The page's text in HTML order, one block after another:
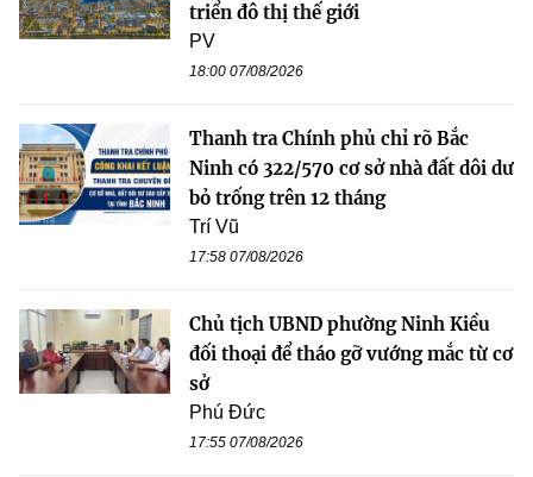
triển đô thị thế giới
PV
18:00 07/08/2026
Thanh tra Chính phủ chỉ rõ Bắc
Ninh có 322/570 cơ sở nhà đất dôi dư
bỏ trống trên 12 tháng
Trí Vũ
17:58 07/08/2026
Chủ tịch UBND phường Ninh Kiều
đối thoại để tháo gỡ vướng mắc từ cơ
sở
Phú Đức
17:55 07/08/2026